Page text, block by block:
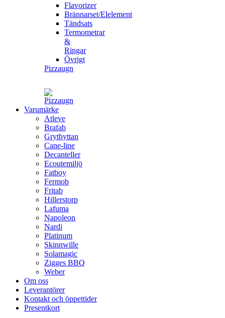
Flavorizer
Brännarset/Elelement
Tändsats
Termometrar
&
Ringar
Övrigt
Pizzaugn
Varumärke
Atleve
Brafab
Grythyttan
Cane-line
Decanteller
Ecoutemiljö
Fatboy
Fermob
Fritab
Hillerstorp
Lafuma
Napoleon
Nardi
Platinum
Skinnwille
Solamagic
Zigges BBQ
Weber
Om oss
Leverantörer
Kontakt och öppettider
Presentkort